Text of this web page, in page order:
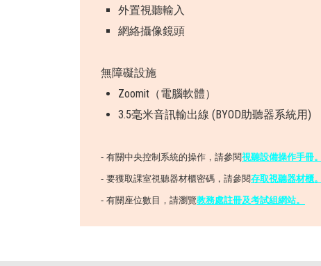
外置視聽輸入
網絡攝像鏡頭
無障礙設施
Zoomit（電腦軟體）
3.5毫米音訊輸出線 (BYOD助聽器系統用)
- 有關中央控制系統的操作，請參閱視聽設備操作手冊。
- 要獲取課室視聽器材櫃密碼，請參閱存取視聽器材櫃。
- 有關座位數目，請瀏覽教務處註冊及考試組網站。